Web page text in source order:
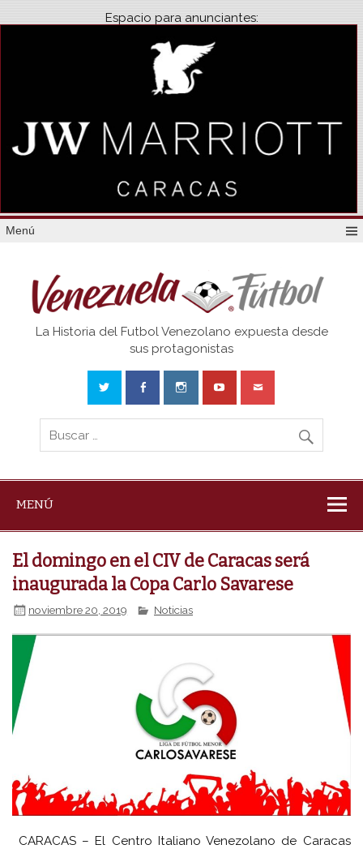
Espacio para anunciantes:
Menú
Venezuela
La Historia del Futbol Venezolano expuesta desde
sus protagonistas
MENÚ
El domingo en el CIV de Caracas será
inaugurada la Copa Carlo Savarese
noviembre 20, 2019 Noticias
CARACAS – El Centro Italiano Venezolano de Caracas